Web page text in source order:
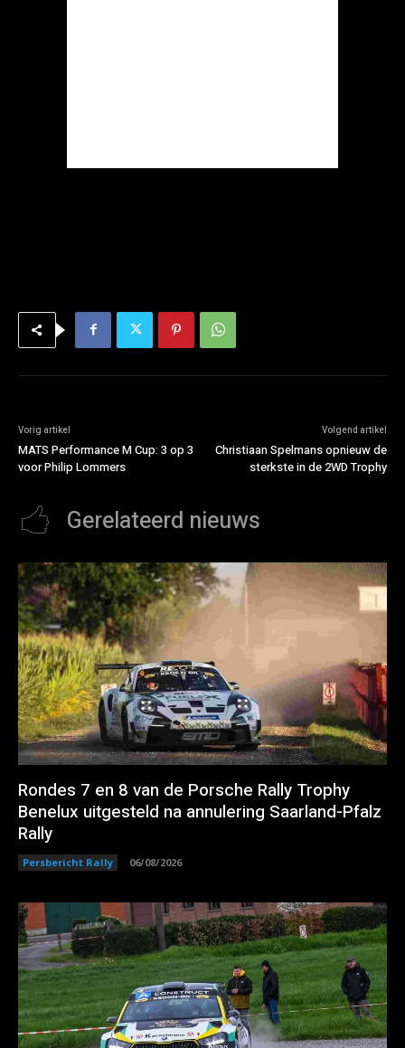
Vorig artikel
MATS Performance M Cup: 3 op 3
voor Philip Lommers
Volgend artikel
Christiaan Spelmans opnieuw de
sterkste in de 2WD Trophy
Gerelateerd nieuws
Rondes 7 en 8 van de Porsche Rally Trophy
Benelux uitgesteld na annulering Saarland-Pfalz
Rally
Persbericht Rally 06/08/2026